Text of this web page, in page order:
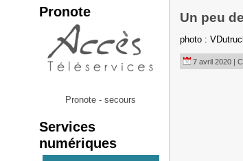
Pronote
Pronote - secours
Services
numériques
Un peu
photo :
7 avril 2020 |